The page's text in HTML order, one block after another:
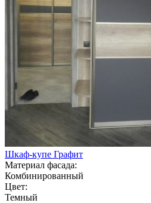
Шкаф-купе Графит
Материал фасада:
Комбинированный
Цвет:
Темный